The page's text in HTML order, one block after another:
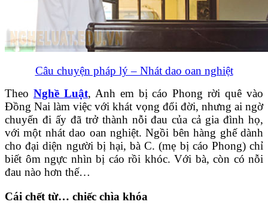
Câu chuyện pháp lý – Nhát dao oan nghiệt
Theo Nghề Luật, Anh em bị cáo Phong rời quê vào
Đồng Nai làm việc với khát vọng đổi đời, nhưng ai ngờ
chuyến đi ấy đã trở thành nỗi đau của cả gia đình họ,
với một nhát dao oan nghiệt. Ngồi bên hàng ghế dành
cho đại diện người bị hại, bà C. (mẹ bị cáo Phong) chỉ
biết ôm ngực nhìn bị cáo rồi khóc. Với bà, còn có nỗi
đau nào hơn thế…
Cái chết từ… chiếc chìa khóa